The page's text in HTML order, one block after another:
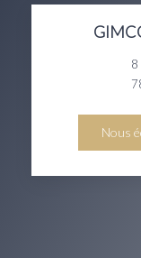
8
Nous